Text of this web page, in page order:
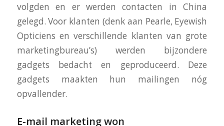
volgden en er werden contacten in China
gelegd. Voor klanten (denk aan Pearle, Eyewish
Opticiens en verschillende klanten van grote
marketingbureau’s) werden bijzondere
gadgets bedacht en geproduceerd. Deze
gadgets maakten hun mailingen nóg
opvallender.
E-mail marketing won